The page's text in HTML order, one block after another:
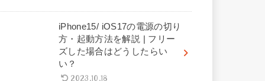
iPhone15/ iOS17の電源の切り
方・起動方法を解説 | フリー
ズした場合はどうしたらい
い？
2023.10.18